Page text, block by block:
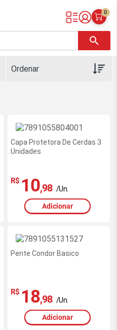
Online
0
search
Capa Protetora De Cerdas 3
Unidades
R$ 10,98 /Un.
Adicionar
Pente Condor Basico
R$ 18,98 /Un.
Adicionar